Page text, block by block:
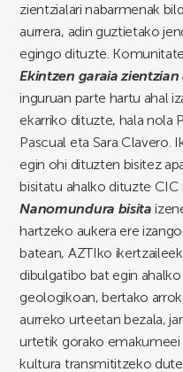
zientzialari nabarmenak
aurrera, adin guztietako
egingo dituzte.
Ekintzen garaia
inguruan parte hartu ahal
ekarriko dituzte, hala nola
Pascual eta Sara Clavero.
egin ohi dituzten bisitez
bisitatu ahalko dituzte
Nanomundura bisita
hartzeko aukera ere
batean, AZTIko
dibulgatibo bat egin
geologikoan, bertako
aurreko urteetan bezala,
urtetik gorako emakumeei
kultura transmititzeko